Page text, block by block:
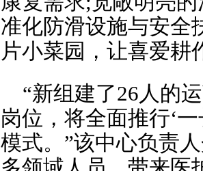
准化防滑设施与安全
片小菜园，让喜爱耕
“新组建了26人的
岗位，将全面推行‘
模式。”该中心负责